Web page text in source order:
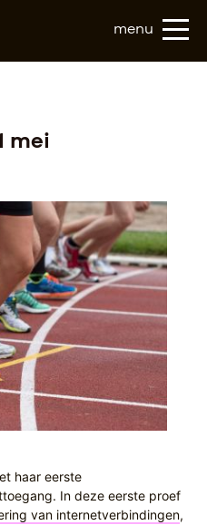
menu
mei
haar eerste
In deze eerste proef
van internetverbindingen,